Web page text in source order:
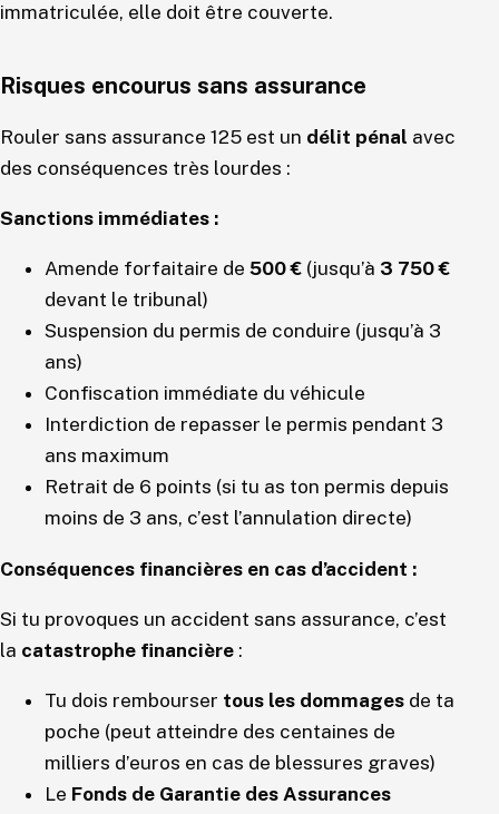
immatriculée, elle doit être couverte.
Risques encourus sans assurance
Rouler sans assurance 125 est un délit pénal avec
des conséquences très lourdes :
Sanctions immédiates :
Amende forfaitaire de 500 € (jusqu’à 3 750 €
devant le tribunal)
Suspension du permis de conduire (jusqu’à 3
ans)
Confiscation immédiate du véhicule
Interdiction de repasser le permis pendant 3
ans maximum
Retrait de 6 points (si tu as ton permis depuis
moins de 3 ans, c’est l’annulation directe)
Conséquences financières en cas d’accident :
Si tu provoques un accident sans assurance, c’est
la catastrophe financière :
Tu dois rembourser tous les dommages de ta
poche (peut atteindre des centaines de
milliers d’euros en cas de blessures graves)
Le Fonds de Garantie des Assurances